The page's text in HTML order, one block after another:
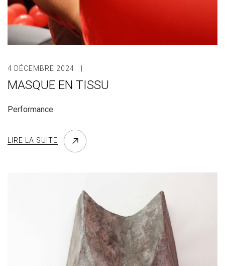
4 DÉCEMBRE 2024
MASQUE EN TISSU
Performance
LIRE LA SUITE